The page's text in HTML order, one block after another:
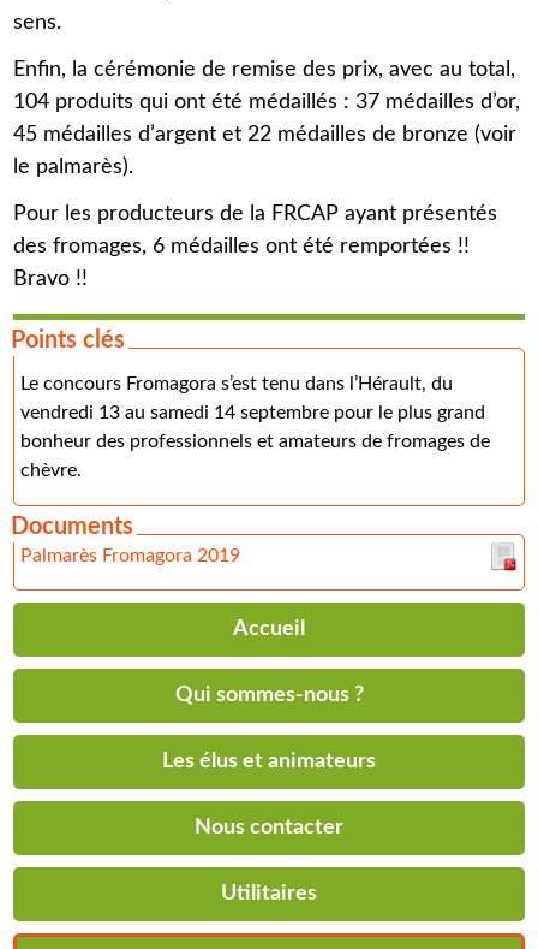
sens.
Enfin, la cérémonie de remise des prix, avec au total,
104 produits qui ont été médaillés : 37 médailles d’or,
45 médailles d’argent et 22 médailles de bronze (voir
le palmarès).
Pour les producteurs de la FRCAP ayant présentés
des fromages, 6 médailles ont été remportées !!
Bravo !!
Points clés
Le concours Fromagora s’est tenu dans l’Hérault, du
vendredi 13 au samedi 14 septembre pour le plus grand
bonheur des professionnels et amateurs de fromages de
chèvre.
Documents
Palmarès Fromagora 2019
Accueil
Qui sommes-nous ?
Les élus et animateurs
Nous contacter
Utilitaires